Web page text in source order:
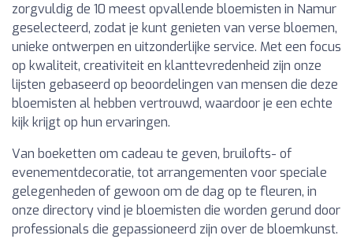
zorgvuldig de 10 meest opvallende bloemisten in Namur
geselecteerd, zodat je kunt genieten van verse bloemen,
unieke ontwerpen en uitzonderlijke service. Met een focus
op kwaliteit, creativiteit en klanttevredenheid zijn onze
lijsten gebaseerd op beoordelingen van mensen die deze
bloemisten al hebben vertrouwd, waardoor je een echte
kijk krijgt op hun ervaringen.
Van boeketten om cadeau te geven, bruilofts- of
evenementdecoratie, tot arrangementen voor speciale
gelegenheden of gewoon om de dag op te fleuren, in
onze directory vind je bloemisten die worden gerund door
professionals die gepassioneerd zijn over de bloemkunst.